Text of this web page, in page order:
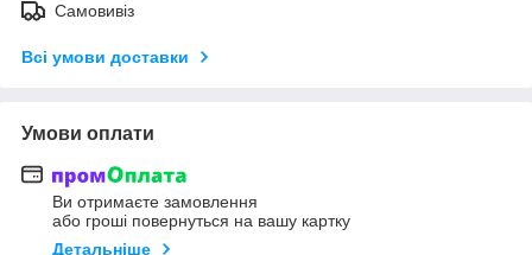
Самовивіз
Всі умови доставки
Умови оплати
Ви отримаєте замовлення
або гроші повернуться на вашу картку
Детальніше